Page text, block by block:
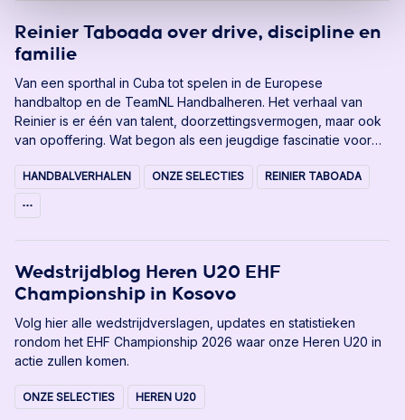
Beach Handball heren is net terug uit het Kroatische Zagreb,
waar hij met zijn team brons veroverde op het EHF
Championship én een ticket voor het EK2027 veiligstelde.
Reinier Taboada over drive, discipline en
familie
Van een sporthal in Cuba tot spelen in de Europese
handbaltop en de TeamNL Handbalheren. Het verhaal van
Reinier is er één van talent, doorzettingsvermogen, maar ook
van opoffering. Wat begon als een jeugdige fascinatie voor
handbalcarrière. Maar achter dit nieuwste rolmodel binnen het
Nederlandse handbal, schuilt ook een familiemens, die
balanceert tussen ambitie en gemis. Nu hij zijn plek heeft
als ultieme doelen.
HANDBALVERHALEN ONZE SELECTIES REINIER TABOADA
Wedstrijdblog Heren U20 EHF
Championship in Kosovo
Volg hier alle wedstrijdverslagen, updates en statistieken
rondom het EHF Championship 2026 waar onze Heren U20 in
actie zullen komen.
ONZE SELECTIES HEREN U20